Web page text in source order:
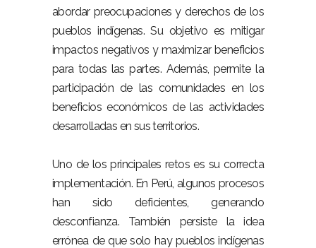
abordar preocupaciones y derechos de los
pueblos indígenas. Su objetivo es mitigar
impactos negativos y maximizar beneficios
para todas las partes. Además, permite la
participación de las comunidades en los
beneficios económicos de las actividades
desarrolladas en sus territorios.
Uno de los principales retos es su correcta
implementación. En Perú, algunos procesos
han sido deficientes, generando
desconfianza. También persiste la idea
errónea de que solo hay pueblos indígenas